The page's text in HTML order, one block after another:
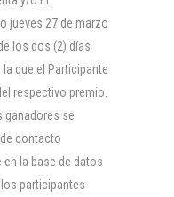
jueves 27 de marzo
los dos (2) días
que el Participante
respectivo premio.
ganadores se
contacto
la base de datos
participantes